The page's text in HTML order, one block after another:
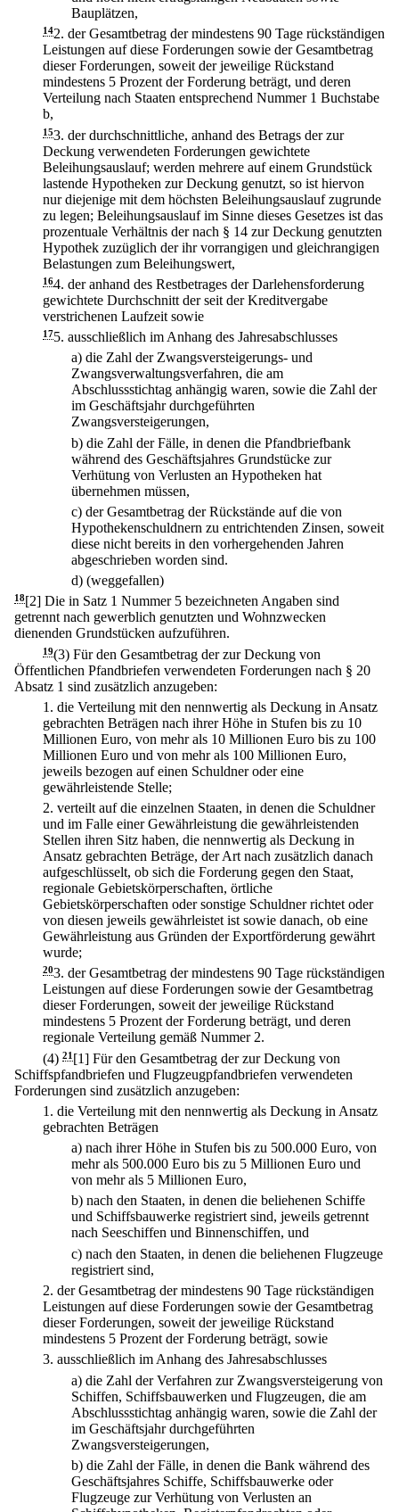
Bauplätzen,
142. der Gesamtbetrag der mindestens 90 Tage rückständigen
Leistungen auf diese Forderungen sowie der Gesamtbetrag
dieser Forderungen, soweit der jeweilige Rückstand
mindestens 5 Prozent der Forderung beträgt, und deren
Verteilung nach Staaten entsprechend Nummer 1 Buchstabe
b,
153. der durchschnittliche, anhand des Betrags der zur
Deckung verwendeten Forderungen gewichtete
Beleihungsauslauf; werden mehrere auf einem Grundstück
lastende Hypotheken zur Deckung genutzt, so ist hiervon
nur diejenige mit dem höchsten Beleihungsauslauf zugrunde
zu legen; Beleihungsauslauf im Sinne dieses Gesetzes ist das
prozentuale Verhältnis der nach § 14 zur Deckung genutzten
Hypothek zuzüglich der ihr vorrangigen und gleichrangigen
Belastungen zum Beleihungswert,
164. der anhand des Restbetrages der Darlehensforderung
gewichtete Durchschnitt der seit der Kreditvergabe
verstrichenen Laufzeit sowie
175. ausschließlich im Anhang des Jahresabschlusses
a) die Zahl der Zwangsversteigerungs- und
Zwangsverwaltungsverfahren, die am
Abschlussstichtag anhängig waren, sowie die Zahl der
im Geschäftsjahr durchgeführten
Zwangsversteigerungen,
b) die Zahl der Fälle, in denen die Pfandbriefbank
während des Geschäftsjahres Grundstücke zur
Verhütung von Verlusten an Hypotheken hat
übernehmen müssen,
c) der Gesamtbetrag der Rückstände auf die von
Hypothekenschuldnern zu entrichtenden Zinsen, soweit
diese nicht bereits in den vorhergehenden Jahren
abgeschrieben worden sind.
d) (weggefallen)
18[2] Die in Satz 1 Nummer 5 bezeichneten Angaben sind
getrennt nach gewerblich genutzten und Wohnzwecken
dienenden Grundstücken aufzuführen.
19(3) Für den Gesamtbetrag der zur Deckung von
Öffentlichen Pfandbriefen verwendeten Forderungen nach § 20
Absatz 1 sind zusätzlich anzugeben:
1. die Verteilung mit den nennwertig als Deckung in Ansatz
gebrachten Beträgen nach ihrer Höhe in Stufen bis zu 10
Millionen Euro, von mehr als 10 Millionen Euro bis zu 100
Millionen Euro und von mehr als 100 Millionen Euro,
jeweils bezogen auf einen Schuldner oder eine
gewährleistende Stelle;
2. verteilt auf die einzelnen Staaten, in denen die Schuldner
und im Falle einer Gewährleistung die gewährleistenden
Stellen ihren Sitz haben, die nennwertig als Deckung in
Ansatz gebrachten Beträge, der Art nach zusätzlich danach
aufgeschlüsselt, ob sich die Forderung gegen den Staat,
regionale Gebietskörperschaften, örtliche
Gebietskörperschaften oder sonstige Schuldner richtet oder
von diesen jeweils gewährleistet ist sowie danach, ob eine
Gewährleistung aus Gründen der Exportförderung gewährt
wurde;
203. der Gesamtbetrag der mindestens 90 Tage rückständigen
Leistungen auf diese Forderungen sowie der Gesamtbetrag
dieser Forderungen, soweit der jeweilige Rückstand
mindestens 5 Prozent der Forderung beträgt, und deren
regionale Verteilung gemäß Nummer 2.
(4) 21 [1] Für den Gesamtbetrag der zur Deckung von
Schiffspfandbriefen und Flugzeugpfandbriefen verwendeten
Forderungen sind zusätzlich anzugeben:
1. die Verteilung mit den nennwertig als Deckung in Ansatz
gebrachten Beträgen
a) nach ihrer Höhe in Stufen bis zu 500.000 Euro, von
mehr als 500.000 Euro bis zu 5 Millionen Euro und
von mehr als 5 Millionen Euro,
b) nach den Staaten, in denen die beliehenen Schiffe
und Schiffsbauwerke registriert sind, jeweils getrennt
nach Seeschiffen und Binnenschiffen, und
c) nach den Staaten, in denen die beliehenen Flugzeuge
registriert sind,
2. der Gesamtbetrag der mindestens 90 Tage rückständigen
Leistungen auf diese Forderungen sowie der Gesamtbetrag
dieser Forderungen, soweit der jeweilige Rückstand
mindestens 5 Prozent der Forderung beträgt, sowie
3. ausschließlich im Anhang des Jahresabschlusses
a) die Zahl der Verfahren zur Zwangsversteigerung von
Schiffen, Schiffsbauwerken und Flugzeugen, die am
Abschlussstichtag anhängig waren, sowie die Zahl der
im Geschäftsjahr durchgeführten
Zwangsversteigerungen,
b) die Zahl der Fälle, in denen die Bank während des
Geschäftsjahres Schiffe, Schiffsbauwerke oder
Flugzeuge zur Verhütung von Verlusten an